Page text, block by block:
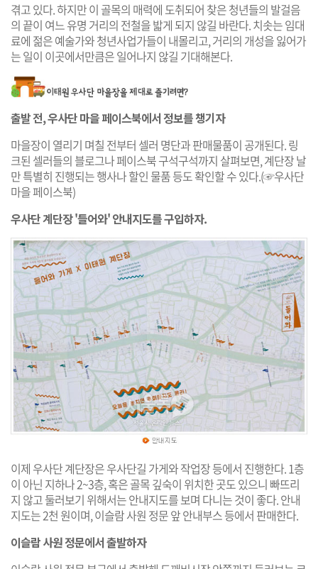
겪고 있다. 하지만 이 골목의 매력에 도취되어 찾은 청년들의 발걸음
의 끝이 여느 유명 거리의 전철을 밟게 되지 않길 바란다. 치솟는 임대
료에 젊은 예술가와 청년사업가들이 내몰리고, 거리의 개성을 잃어가
는 일이 이곳에서만큼은 일어나지 않길 기대해본다.
출발 전, 우사단 마을 페이스북에서 정보를 챙기자
마을장이 열리기 며칠 전부터 셀러 명단과 판매물품이 공개된다. 링
크된 셀러들의 블로그나 페이스북 구석구석까지 살펴보면, 계단장 날
만 특별히 진행되는 행사나 할인 물품 등도 확인할 수 있다.(☞우사단
마을 페이스북)
우사단 계단장 '들어와' 안내지도를 구입하자.
이제 우사단 계단장은 우사단길 가게와 작업장 등에서 진행한다. 1층
이 아닌 지하나 2~3층, 혹은 골목 깊숙이 위치한 곳도 있으니 빠뜨리
지 않고 둘러보기 위해서는 안내지도를 보며 다니는 것이 좋다. 안내
지도는 2천 원이며, 이슬람 사원 정문 앞 안내부스 등에서 판매한다.
이슬람 사원 정문에서 출발하자